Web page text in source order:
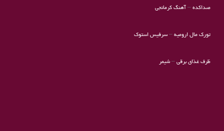
صداکده– آهنگ کرمانجی
تورک مال ارومیه–سرفیس استوک
ظرف غذای برقی– شیمر